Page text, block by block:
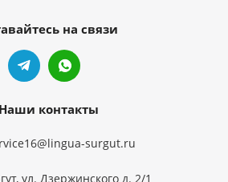
на связи
Наши контакты
surgut.ru
, ул. Дзержинского д. 2/1